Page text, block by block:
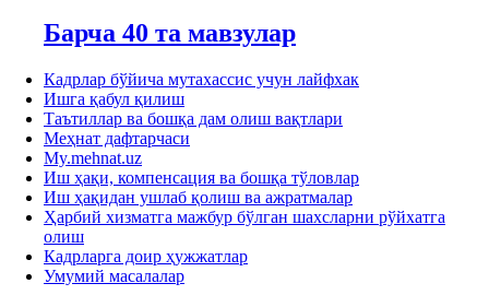
Барча 40 та мавзулар
Кадрлар бўйича мутахассис учун лайфхак
Ишга қабул қилиш
Таътиллар ва бошқа дам олиш вақтлари
Меҳнат дафтарчаси
My.mehnat.uz
Иш ҳақи, компенсация ва бошқа тўловлар
Иш ҳақидан ушлаб қолиш ва ажратмалар
Ҳарбий хизматга мажбур бўлган шахсларни рўйхатга
олиш
Кадрларга доир ҳужжатлар
Умумий масалалар